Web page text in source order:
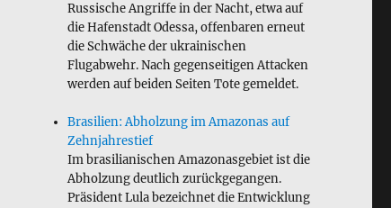
Russische Angriffe in der Nacht, etwa auf
die Hafenstadt Odessa, offenbaren erneut
die Schwäche der ukrainischen
Flugabwehr. Nach gegenseitigen Attacken
werden auf beiden Seiten Tote gemeldet.
Brasilien: Abholzung im Amazonas auf
Zehnjahrestief
Im brasilianischen Amazonasgebiet ist die
Abholzung deutlich zurückgegangen.
Präsident Lula bezeichnet die Entwicklung